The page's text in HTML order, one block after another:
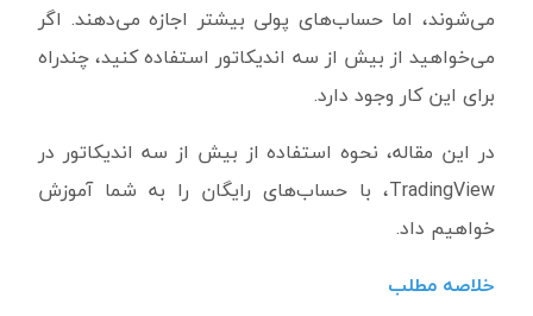
می‌شوند، اما حساب‌های پولی بیشتر اجازه می‌دهند. اگر
می‌خواهید از بیش از سه اندیکاتور استفاده کنید، چندراه
برای این کار وجود دارد.
در این مقاله، نحوه استفاده از بیش از سه اندیکاتور در
TradingView، با حساب‌های رایگان را به شما آموزش
خواهیم داد.
خلاصه مطلب